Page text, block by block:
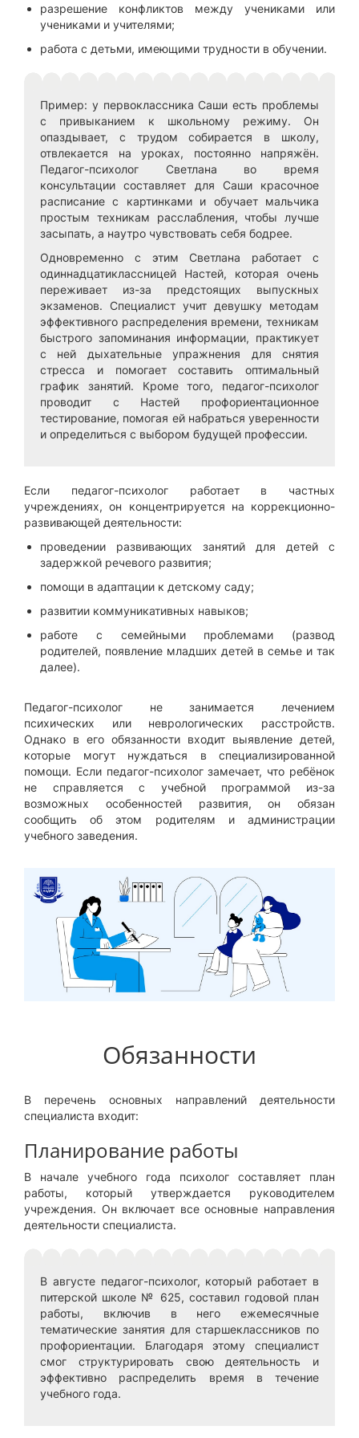
разрешение конфликтов между учениками или
учениками и учителями;
работа с детьми, имеющими трудности в обучении.
Пример: у первоклассника Саши есть проблемы
с привыканием к школьному режиму. Он
опаздывает, с трудом собирается в школу,
отвлекается на уроках, постоянно напряжён.
Педагог-психолог Светлана во время
консультации составляет для Саши красочное
расписание с картинками и обучает мальчика
простым техникам расслабления, чтобы лучше
засыпать, а наутро чувствовать себя бодрее.
Одновременно с этим Светлана работает с
одиннадцатиклассницей Настей, которая очень
переживает из-за предстоящих выпускных
экзаменов. Специалист учит девушку методам
эффективного распределения времени, техникам
быстрого запоминания информации, практикует
с ней дыхательные упражнения для снятия
стресса и помогает составить оптимальный
график занятий. Кроме того, педагог-психолог
проводит с Настей профориентационное
тестирование, помогая ей набраться уверенности
и определиться с выбором будущей профессии.
Если педагог-психолог работает в частных
учреждениях, он концентрируется на коррекционно-
развивающей деятельности:
проведении развивающих занятий для детей с
задержкой речевого развития;
помощи в адаптации к детскому саду;
развитии коммуникативных навыков;
работе с семейными проблемами (развод
родителей, появление младших детей в семье и так
далее).
Педагог-психолог не занимается лечением
психических или неврологических расстройств.
Однако в его обязанности входит выявление детей,
которые могут нуждаться в специализированной
помощи. Если педагог-психолог замечает, что ребёнок
не справляется с учебной программой из-за
возможных особенностей развития, он обязан
сообщить об этом родителям и администрации
учебного заведения.
Обязанности
В перечень основных направлений деятельности
специалиста входит:
Планирование работы
В начале учебного года психолог составляет план
работы, который утверждается руководителем
учреждения. Он включает все основные направления
деятельности специалиста.
В августе педагог-психолог, который работает в
питерской школе № 625, составил годовой план
работы, включив в него ежемесячные
тематические занятия для старшеклассников по
профориентации. Благодаря этому специалист
смог структурировать свою деятельность и
эффективно распределить время в течение
учебного года.